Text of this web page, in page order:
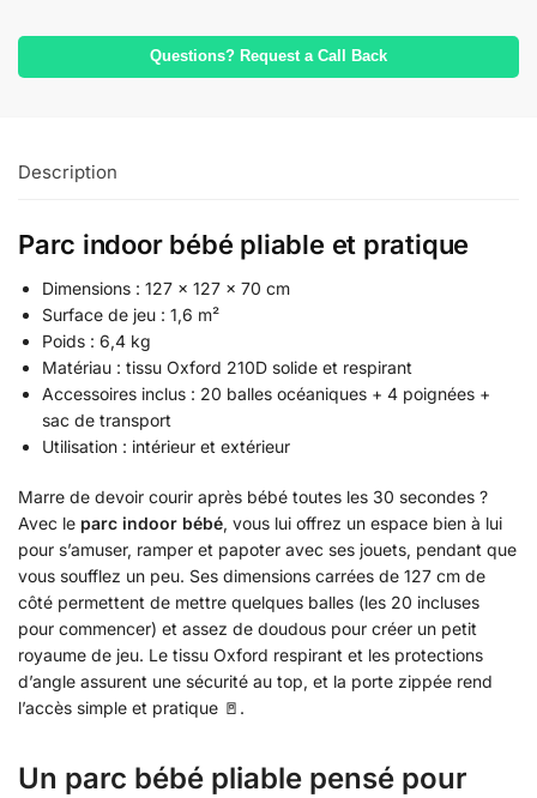
Questions? Request a Call Back
Description
Parc indoor bébé pliable et pratique
Dimensions : 127 x 127 x 70 cm
Surface de jeu : 1,6 m²
Poids : 6,4 kg
Matériau : tissu Oxford 210D solide et respirant
Accessoires inclus : 20 balles océaniques + 4 poignées +
sac de transport
Utilisation : intérieur et extérieur
Marre de devoir courir après bébé toutes les 30 secondes ?
Avec le parc indoor bébé, vous lui offrez un espace bien à lui
pour s’amuser, ramper et papoter avec ses jouets, pendant que
vous soufflez un peu. Ses dimensions carrées de 127 cm de
côté permettent de mettre quelques balles (les 20 incluses
pour commencer) et assez de doudous pour créer un petit
royaume de jeu. Le tissu Oxford respirant et les protections
d’angle assurent une sécurité au top, et la porte zippée rend
l’accès simple et pratique 🚪.
Un parc bébé pliable pensé pour